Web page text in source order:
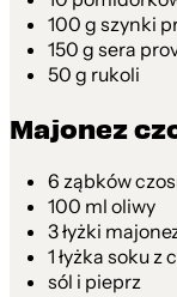
100 g szynki
150 g sera
50 g rukoli
Majonez
6 ząbków
100 ml oliwy
3 łyżki
1 łyżka soku z
sól i pieprz